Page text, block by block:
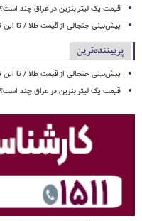
قیمت یک لیتر بنزین در عراق چند
پیش‌بینی جنجالی از قیمت طلا / تا این
پربیننده‌ترین
پیش‌بینی جنجالی از قیمت طلا / تا این
قیمت یک لیتر بنزین در عراق چند